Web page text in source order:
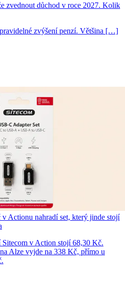
zvednout důchod v roce 2027. Kolik
zvýšení penzí. Většina […]
Actionu nahradí set, který jinde stojí
v Action stojí 68,30 Kč.
Alze vyjde na 338 Kč, přímo u